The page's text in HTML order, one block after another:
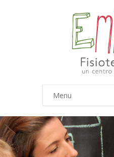
Menu
Inicio
Equipo